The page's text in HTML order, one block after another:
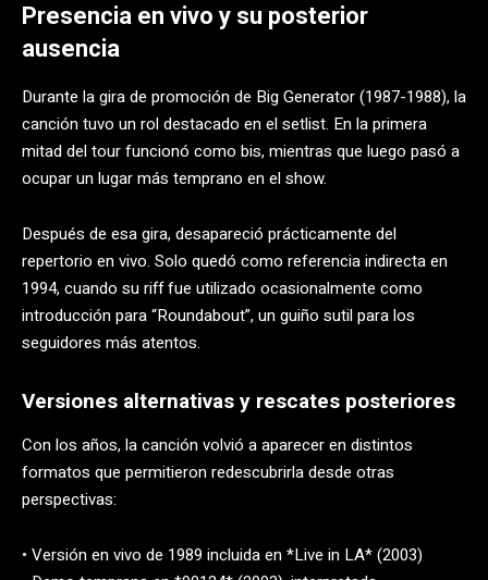
Presencia en vivo y su posterior
ausencia
Durante la gira de promoción de Big Generator (1987-1988), la
canción tuvo un rol destacado en el setlist. En la primera
mitad del tour funcionó como bis, mientras que luego pasó a
ocupar un lugar más temprano en el show.
Después de esa gira, desapareció prácticamente del
repertorio en vivo. Solo quedó como referencia indirecta en
1994, cuando su riff fue utilizado ocasionalmente como
introducción para “Roundabout”, un guiño sutil para los
seguidores más atentos.
Versiones alternativas y rescates posteriores
Con los años, la canción volvió a aparecer en distintos
formatos que permitieron redescubrirla desde otras
perspectivas:
• Versión en vivo de 1989 incluida en *Live in LA* (2003)